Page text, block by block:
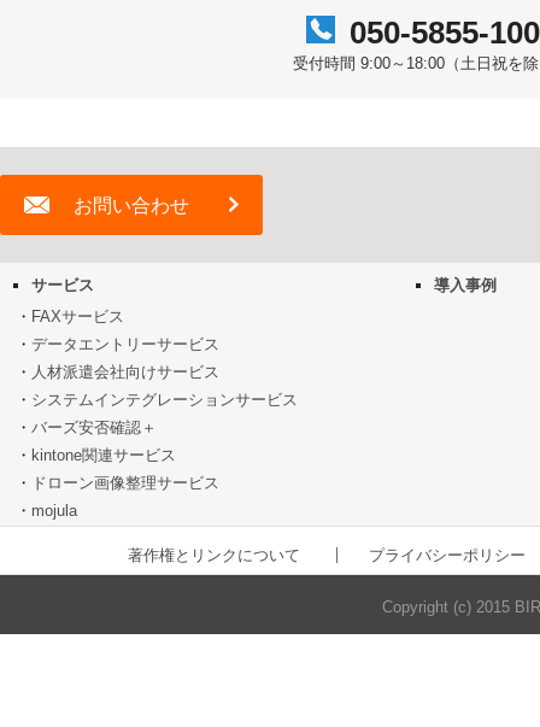
050-5855-
受付時間 9:00～18:00（土日祝を
お問い合わせ
サービス
FAXサービス
データエントリーサービス
人材派遣会社向けサービス
システムインテグレーションサービス
バーズ安否確認＋
kintone関連サービス
ドローン画像整理サービス
mojula
導入事例
著作権とリンクについて プライバシーポリシー
Copyright (c) 2015